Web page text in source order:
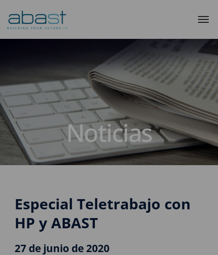
Noticias
Especial Teletrabajo con
HP y ABAST
27 de junio de 2020